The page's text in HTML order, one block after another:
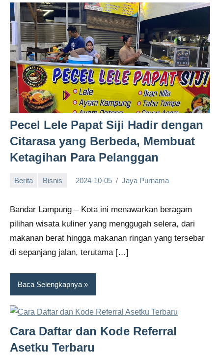
Pecel Lele Papat Siji Hadir dengan
Citarasa yang Berbeda, Membuat
Ketagihan Para Pelanggan
Berita Bisnis 2024-10-05 Jaya Purnama
Bandar Lampung – Kota ini menawarkan beragam
pilihan wisata kuliner yang menggugah selera, dari
makanan berat hingga makanan ringan yang tersebar
di sepanjang jalan, terutama […]
Baca Selengkapnya
Cara Daftar dan Kode Referral
Asetku Terbaru